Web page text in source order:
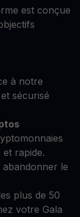
est conçue
à notre
sécurisé
rapide.
abandonner le
plus de 50
votre Gala